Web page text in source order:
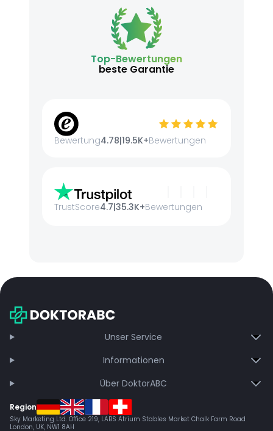
Top-Bewertungen
beste Garantie
Bewertung4.78|19.5K+Bewertungen
TrustScore4.7|35.3K+Bewertungen
Unser Service
Informationen
Über DoktorABC
Region
Sky Marketing Ltd. Office 219, LABS Atrium Stables Market Chalk Farm Road
London, UK, NW1 8AH